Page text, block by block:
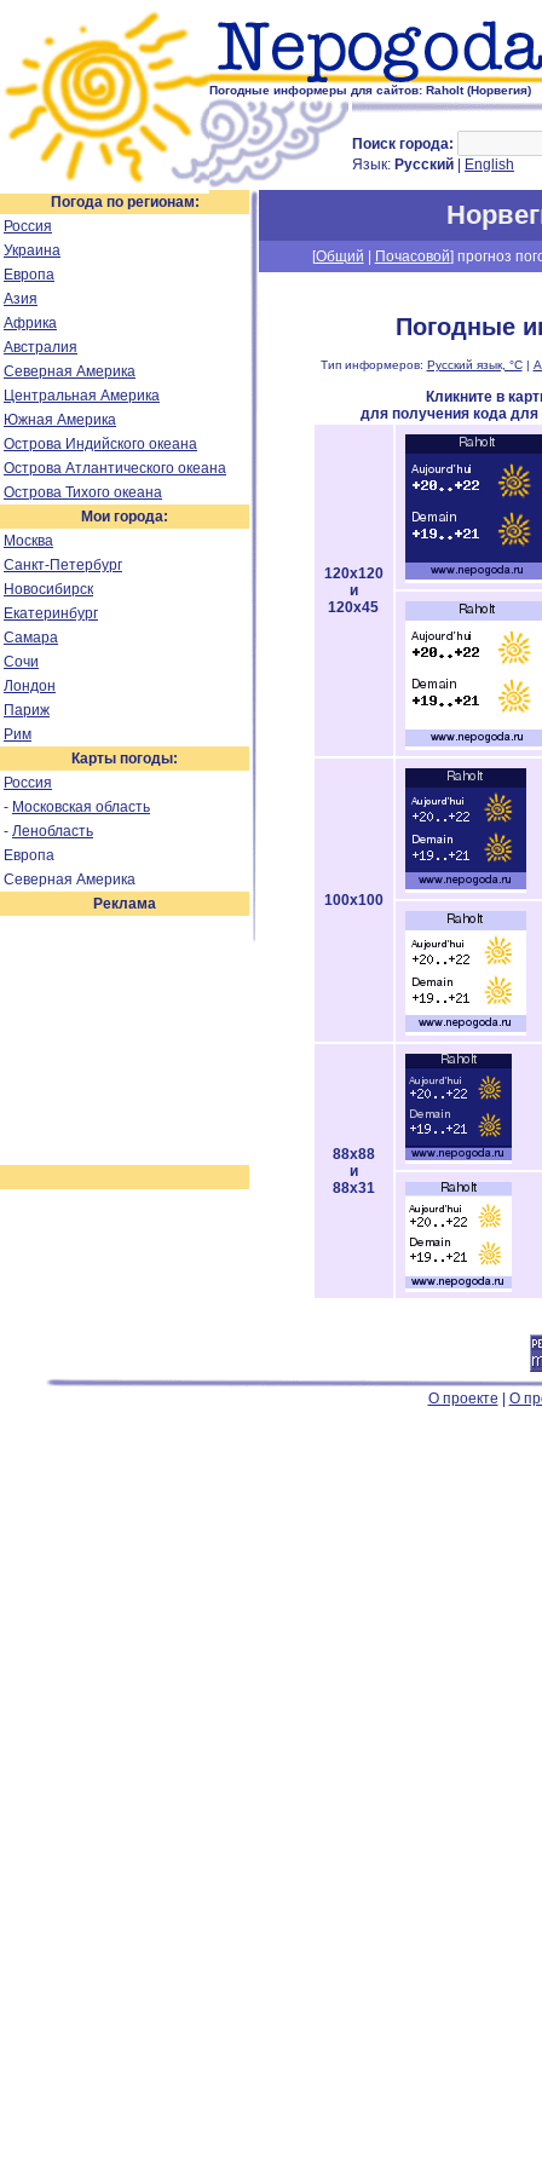
Погодные информеры для сайтов: Raholt (Норвегия)
Поиск города:
Язык: Русский English
Погода по регионам:
Россия
Украина
Европа
Азия
Африка
Австралия
Северная Америка
Центральная Америка
Южная Америка
Острова Индийского океана
Острова Атлантического океана
Острова Тихого океана
Мои города:
Москва
Санкт-Петербург
Новосибирск
Екатеринбург
Самара
Сочи
Лондон
Париж
Рим
Карты погоды:
Россия
- Московская область
- Ленобласть
Европа
Северная Америка
Реклама
[Общий Почасовой] прогноз
Погодные
Тип информеров: Русский язык, °C|
Кликните в
для получения кода
120x120
и
120x45
100x100
88x88
и
88x31
О проекте О